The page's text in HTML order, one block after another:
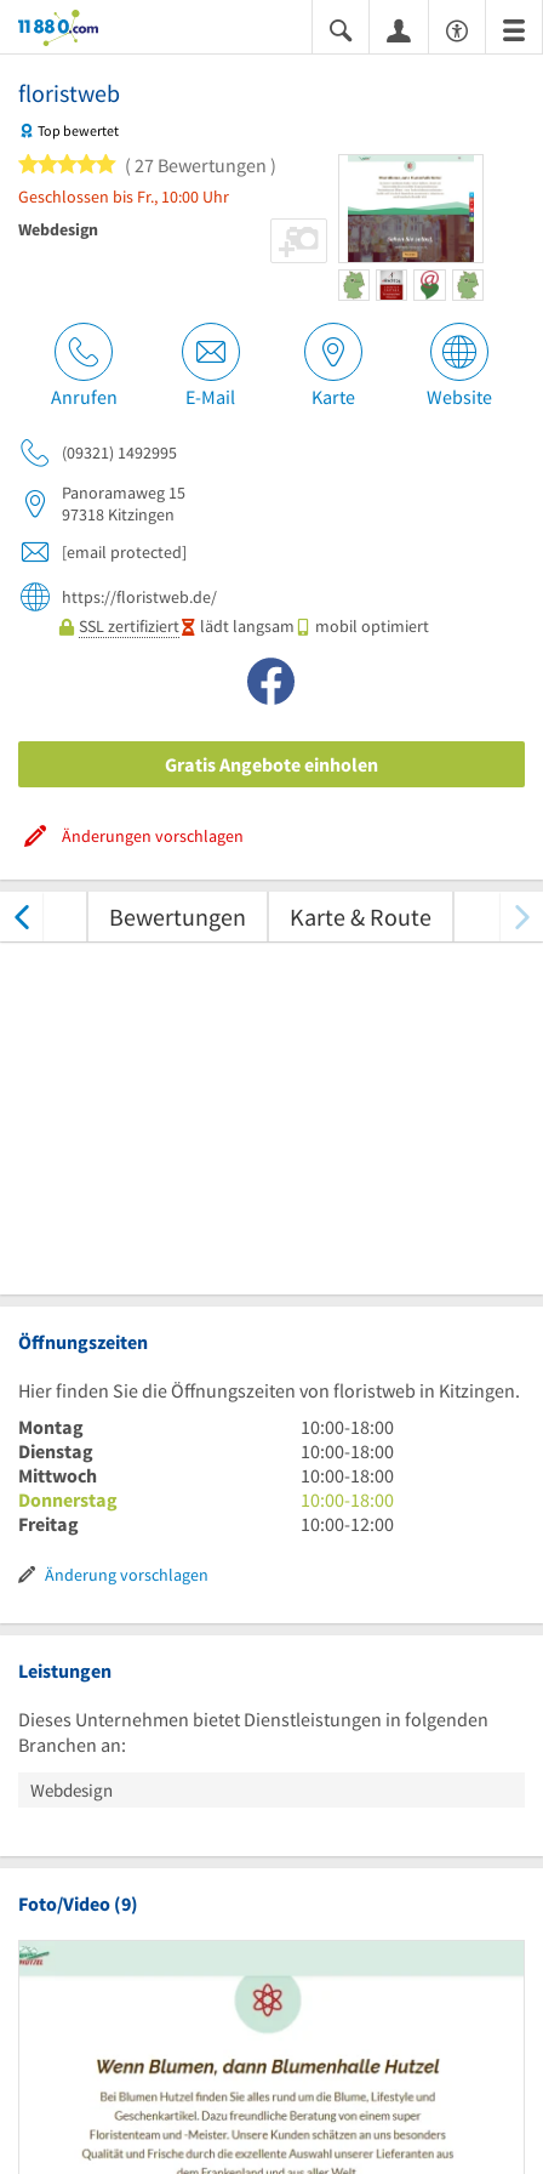
11880.com
floristweb
Top bewertet
5 von 5 Sternen
27 Bewertungen
Geschlossen bis Fr., 10:00 Uhr
Webdesign
Anrufen E-Mail Karte Website
(09321) 1492995
Panoramaweg 15
97318 Kitzingen
[email protected]
https://floristweb.de/
SSL zertifiziert
lädt langsam mobil optimiert
Gratis Angebote einholen
Änderungen vorschlagen
Bewertungen Karte & Route
Öffnungszeiten
Hier finden Sie die Öffnungszeiten von floristweb in Kitzingen.
Montag
10
Uhr
bis
18
Uhr
10:00-18:00
Dienstag
10
Uhr
bis
18
10:00-18:00
Mittwoch
10
Uhr
bis
10:00-18:00
Donnerstag
10
Uhr
10:00-18:00
Freitag
10
Uhr
10:00-12:00
Änderung vorschlagen
Leistungen
Dieses Unternehmen bietet Dienstleistungen in folgenden
Branchen an:
Webdesign
Foto/Video (9)